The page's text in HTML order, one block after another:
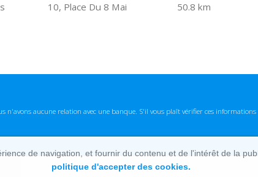
10, Place Du 8 Mai 50.8 km
aucune relation avec une banque. S'il vous plaît vérifier ces
de navigation, et fournir du contenu et de l'intérêt de la
politique d'accepter des cookies.